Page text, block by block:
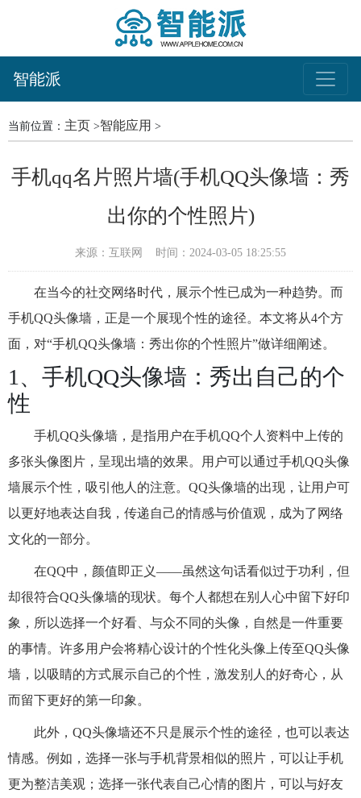
智能派
当前位置： 主页 >智能应用 >
手机qq名片照片墙(手机QQ头像墙：秀
出你的个性照片)
来源：互联网 时间：2024-03-05 18:25:55
在当今的社交网络时代，展示个性已成为一种趋势。而
手机QQ头像墙，正是一个展现个性的途径。本文将从4个方
面，对“手机QQ头像墙：秀出你的个性照片”做详细阐述。
1、手机QQ头像墙：秀出自己的个
性
手机QQ头像墙，是指用户在手机QQ个人资料中上传的
多张头像图片，呈现出墙的效果。用户可以通过手机QQ头像
墙展示个性，吸引他人的注意。QQ头像墙的出现，让用户可
以更好地表达自我，传递自己的情感与价值观，成为了网络
文化的一部分。
在QQ中，颜值即正义——虽然这句话看似过于功利，但
却很符合QQ头像墙的现状。每个人都想在别人心中留下好印
象，所以选择一个好看、与众不同的头像，自然是一件重要
的事情。许多用户会将精心设计的个性化头像上传至QQ头像
墙，以吸睛的方式展示自己的个性，激发别人的好奇心，从
而留下更好的第一印象。
此外，QQ头像墙还不只是展示个性的途径，也可以表达
情感。例如，选择一张与手机背景相似的照片，可以让手机
更为整洁美观；选择一张代表自己心情的图片，可以与好友